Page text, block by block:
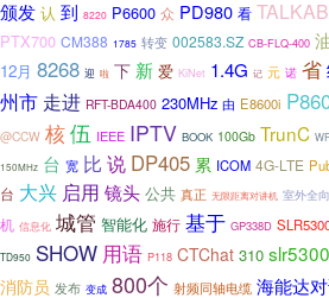
颁发 认 到 8220 P6600 众 PD980 看
PTX700 CM388 1785 转变 002583.SZ CB-FLQ-400
12月 8268 迎 啦 下 新 爱 KiNet 1.4G 记 元 诺 省
州市 走进 RFT-BDA400 230MHz 由 E8600i
@CCW 核伍 IEEE IPTV BOOK 100Gb TrunC
150MHz 台 宽 比 说 DP405 累 ICOM 4G-LTE
台 大兴 启用 镜头 公共 真正 无限距离对讲机 室外全
机 信息化 城管 智能化 施行 基于 GP338D
TD950 SHOW 用语 P118 CTChat 310
消防员 发布 变成 800个 射频同轴电缆 海能达